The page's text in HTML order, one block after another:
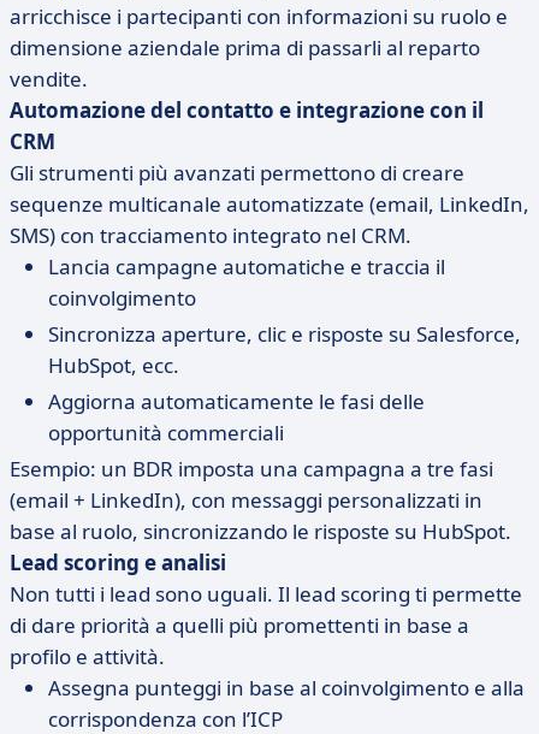
arricchisce i partecipanti con informazioni su ruolo e
dimensione aziendale prima di passarli al reparto
vendite.
Automazione del contatto e integrazione con il
CRM
Gli strumenti più avanzati permettono di creare
sequenze multicanale automatizzate (email, LinkedIn,
SMS) con tracciamento integrato nel CRM.
Lancia campagne automatiche e traccia il
coinvolgimento
Sincronizza aperture, clic e risposte su Salesforce,
HubSpot, ecc.
Aggiorna automaticamente le fasi delle
opportunità commerciali
Esempio: un BDR imposta una campagna a tre fasi
(email + LinkedIn), con messaggi personalizzati in
base al ruolo, sincronizzando le risposte su HubSpot.
Lead scoring e analisi
Non tutti i lead sono uguali. Il lead scoring ti permette
di dare priorità a quelli più promettenti in base a
profilo e attività.
Assegna punteggi in base al coinvolgimento e alla
corrispondenza con l’ICP